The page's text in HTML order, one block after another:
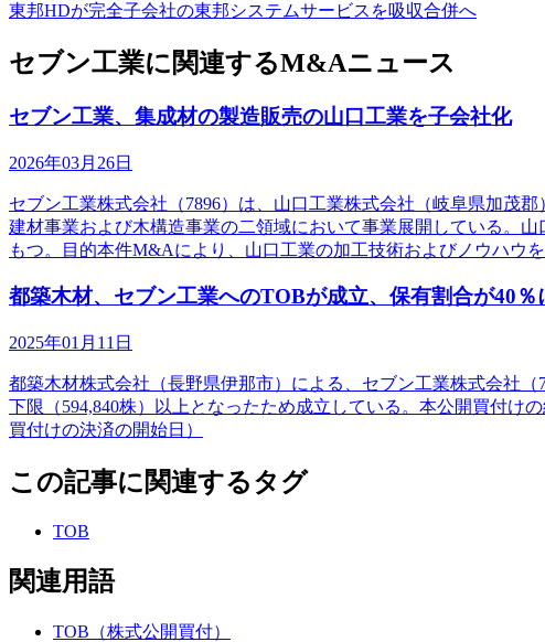
東邦HDが完全子会社の東邦システムサービスを吸収合併へ
セブン工業に関連するM&Aニュース
セブン工業、集成材の製造販売の山口工業を子会社化
2026年03月26日
セブン工業株式会社（7896）は、山口工業株式会社（岐阜県加茂
建材事業および木構造事業の二領域において事業展開している。
もつ。目的本件M&Aにより、山口工業の加工技術およびノウハウ
都築木材、セブン工業へのTOBが成立、保有割合が40％
2025年01月11日
都築木材株式会社（長野県伊那市）による、セブン工業株式会社
下限（594,840株）以上となったため成立している。本公開買付け
買付けの決済の開始日）
この記事に関連するタグ
TOB
関連用語
TOB（株式公開買付）